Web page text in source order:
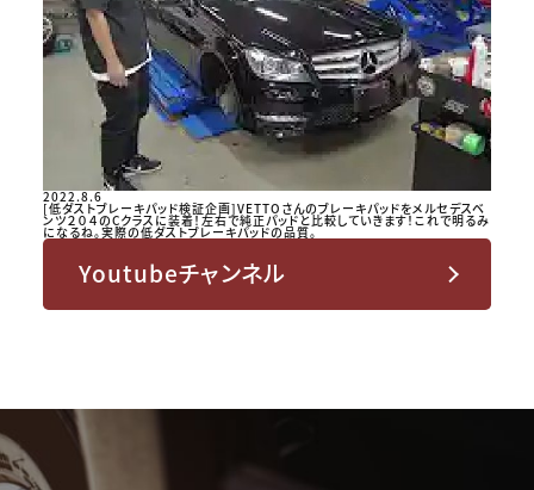
2022.8.6
[低ダストブレーキパッド検証企画]VETTOさんのブレーキパッドをメルセデスベ
ンツ２０４のCクラスに装着！左右で純正パッドと比較していきます！これで明るみ
になるね。実際の低ダストブレーキパッドの品質。
Youtubeチャンネル